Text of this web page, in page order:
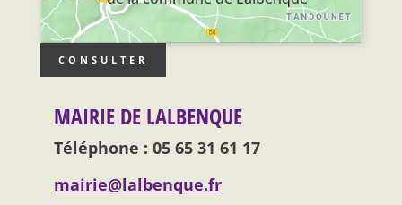
CONSULTER
MAIRIE DE LALBENQUE
Téléphone : 05 65 31 61 17
mairie@lalbenque.fr